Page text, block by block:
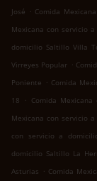
José . Comida
Mexicana con servicio
domicilio Saltillo Villa
Virreyes Popular .
Poniente . Comida
18
. Comida
Mexicana con servicio
con servicio a
domicilio Saltillo La
Asturias . Comida